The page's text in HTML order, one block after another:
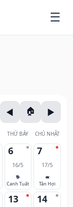
THỨ BẢY CHỦ NHẬT
6
16/5
🐕
Canh Tuất
7
17/5
🐖
Tân Hợi
13 14